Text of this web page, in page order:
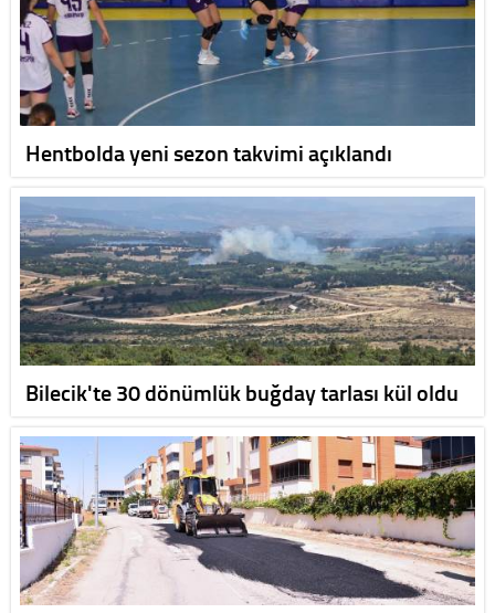
Hentbolda yeni sezon takvimi açıklandı
Bilecik'te 30 dönümlük buğday tarlası kül oldu